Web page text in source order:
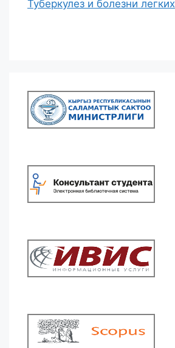
Туберкулез и болезни легких